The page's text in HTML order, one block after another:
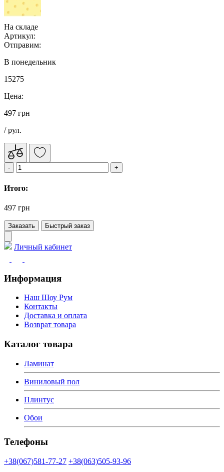
На складе
Артикул:
Отправим:
В понедельник
15275
Цена:
497 грн
/ рул.
Итого:
497 грн
Заказать Быстрый заказ
Личный кабинет
Информация
Наш Шоу Рум
Контакты
Доставка и оплата
Возврат товара
Каталог товара
Ламинат
Виниловый пол
Плинтус
Обои
Телефоны
+38(067)581-77-27 +38(063)505-93-96